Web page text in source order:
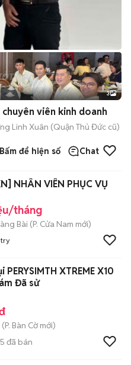
3
viên kinh doanh
Linh Xuân (Quận Thủ Đức cũ)
Bấm để hiện số Chat
NHÂN VIÊN PHỤC VỤ
tháng
Bài (P. Cửa Nam mới)
XTREME X10
Đã sử
(P. Bàn Cờmới)
5 đã bán